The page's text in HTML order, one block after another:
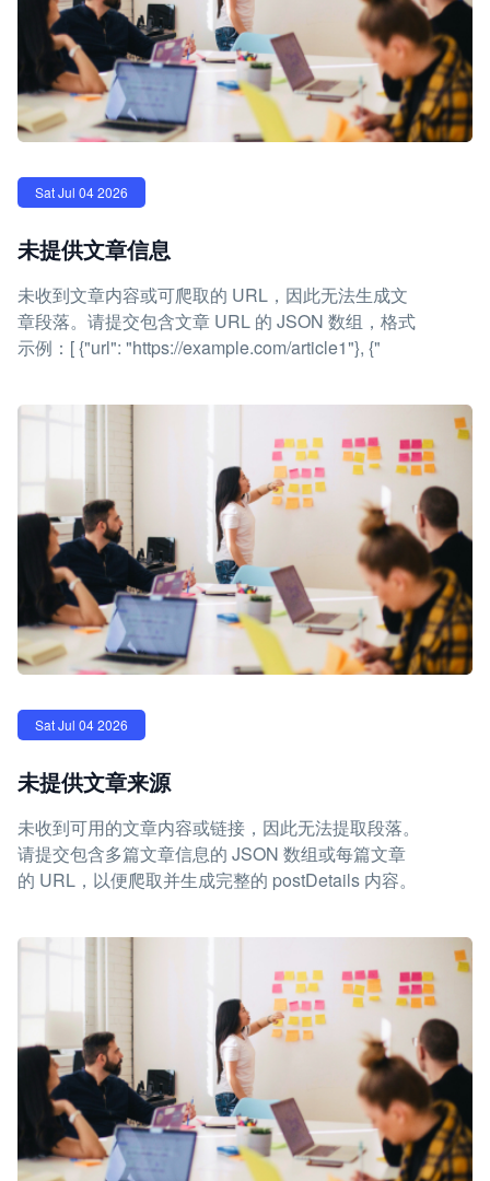
Sat Jul 04 2026
未提供文章信息
未收到文章内容或可爬取的 URL，因此无法生成文
章段落。请提交包含文章 URL 的 JSON 数组，格式
示例：[ {"url": "https://example.com/article1"}, {"
Sat Jul 04 2026
未提供文章来源
未收到可用的文章内容或链接，因此无法提取段落。
请提交包含多篇文章信息的 JSON 数组或每篇文章
的 URL，以便爬取并生成完整的 postDetails 内容。